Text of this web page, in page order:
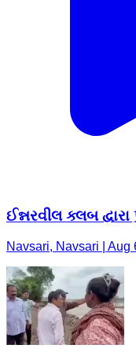
ઈન્નરવીલ ક્લબ
Navsari, Navsari | Aug